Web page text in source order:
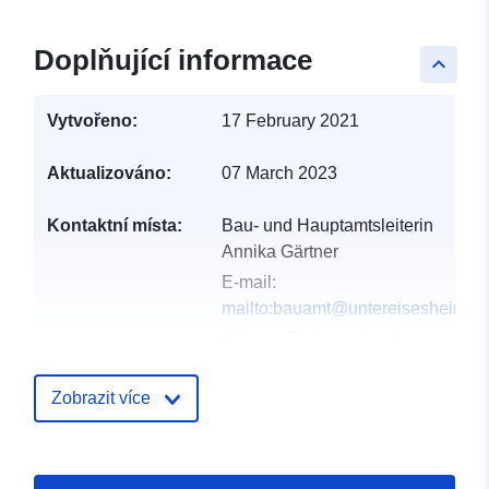
keyboard_arrow_up
Doplňující informace
Vytvořeno: 17 February 2021
Aktualizováno: 07 March 2023
Kontaktní místa:
Bau- und Hauptamtsleiterin
Annika Gärtner
E-mail:
Zobrazit více